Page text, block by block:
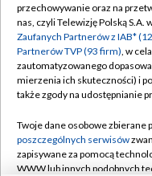
Abonament TVP
Emisja w TVP
Centrum informacji
Naziemna Telewizja
Rada Programowa
System NOS
przechowywanie oraz na
nas, czyli Telewizję Polską S.A.
Zaufanych Partnerów z IAB*
Partnerów TVP (93 firm), w
zautomatyzowanego
mierzenia ich skuteczności) i
także zgody na udostępnianie
Twoje dane osobowe zbierane
poszczególnych serwisów
zapisywane za pomocą
WWW lub innych podobnych